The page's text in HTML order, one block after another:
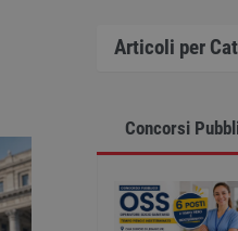
Articoli per
Concorsi